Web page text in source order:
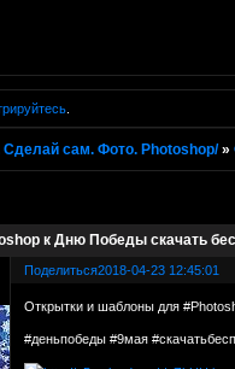
.
сам. Фото. Photoshop/ »
к Дню Победы скачать
Поделиться2018-04-23 12:45:01
Открытки и шаблоны для
#деньпобеды #9мая